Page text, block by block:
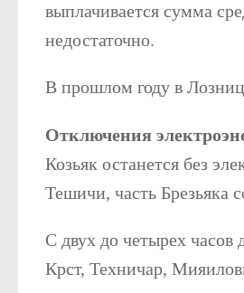
выплачивается сумма
недостаточно.
В прошлом году в
Отключения
Козьяк останется без
Тешичи, часть Брезьяка
С двух до четырех
Крст, Техничар,